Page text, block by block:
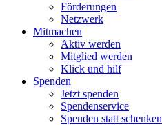
Förderungen
Netzwerk
Mitmachen
Aktiv werden
Mitglied werden
Klick und hilf
Spenden
Jetzt spenden
Spendenservice
Spenden statt schenken